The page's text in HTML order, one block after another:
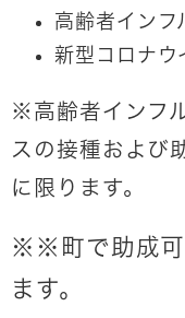
高齢者インフ
新型コロナウ
※高齢者インフ
スの接種および
に限ります。
※ ※町で助成
ます。